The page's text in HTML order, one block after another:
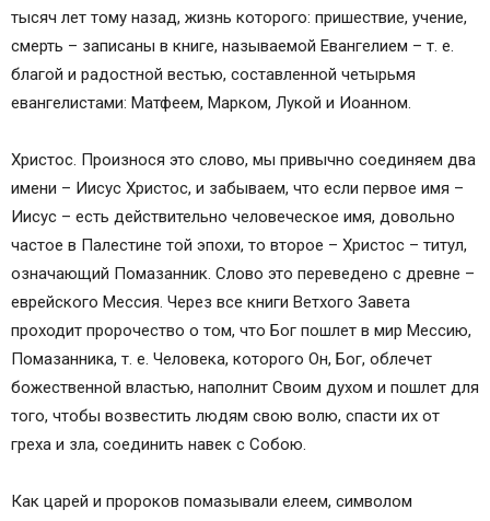
тысяч лет тому назад, жизнь которого: пришествие, учение,
смерть – записаны в книге, называемой Евангелием – т. е.
благой и радостной вестью, составленной четырьмя
евангелистами: Матфеем, Марком, Лукой и Иоанном.
Христос. Произнося это слово, мы привычно соединяем два
имени – Иисус Христос, и забываем, что если первое имя –
Иисус – есть действительно человеческое имя, довольно
частое в Палестине той эпохи, то второе – Христос – титул,
означающий Помазанник. Слово это переведено с древне –
еврейского Мессия. Через все книги Ветхого Завета
проходит пророчество о том, что Бог пошлет в мир Мессию,
Помазанника, т. е. Человека, которого Он, Бог, облечет
божественной властью, наполнит Своим духом и пошлет для
того, чтобы возвестить людям свою волю, спасти их от
греха и зла, соединить навек с Собою.
Как царей и пророков помазывали елеем, символом